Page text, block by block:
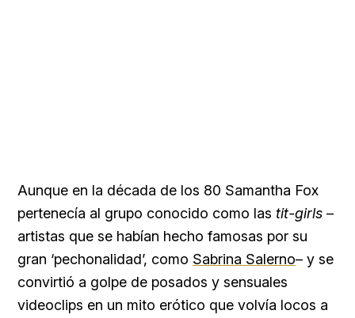
Aunque en la década de los 80 Samantha Fox
pertenecía al grupo conocido como las tit-girls –
artistas que se habían hecho famosas por su
gran ‘pechonalidad’, como Sabrina Salerno– y se
convirtió a golpe de posados y sensuales
videoclips en un mito erótico que volvía locos a